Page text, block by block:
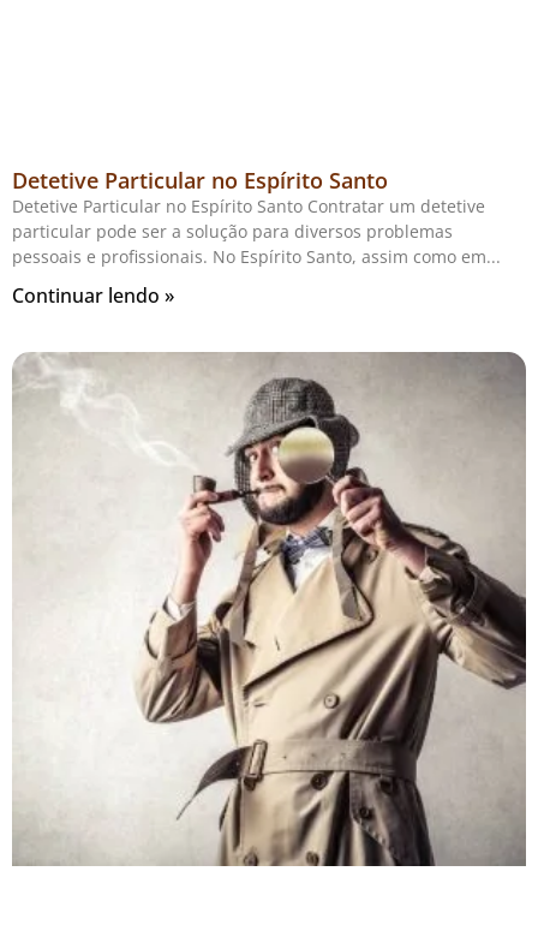
Detetive Particular no Espírito Santo
Detetive Particular no Espírito Santo Contratar um detetive
particular pode ser a solução para diversos problemas
pessoais e profissionais. No Espírito Santo, assim como em
Continuar lendo »